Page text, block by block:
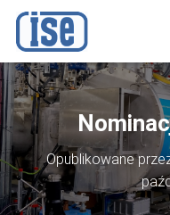
Opublikowane